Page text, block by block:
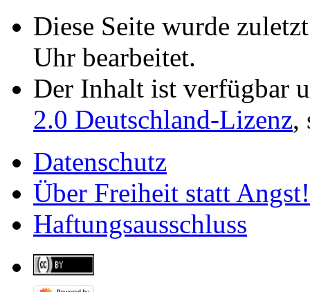
Diese Seite wurde
Uhr bearbeitet.
Der Inhalt ist verfügbar
2.0 Deutschland-Lizenz,
Datenschutz
Über Freiheit statt Angst!
Haftungsausschluss